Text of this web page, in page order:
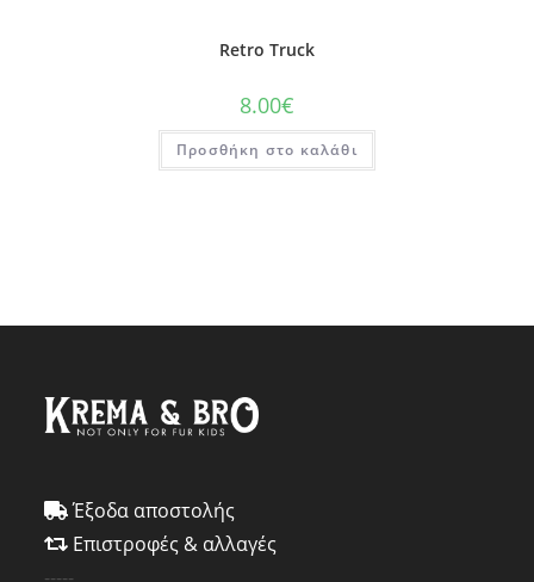
Retro Truck
8.00€
Προσθήκη στο καλάθι
Έξοδα αποστολής
Επιστροφές & αλλαγές